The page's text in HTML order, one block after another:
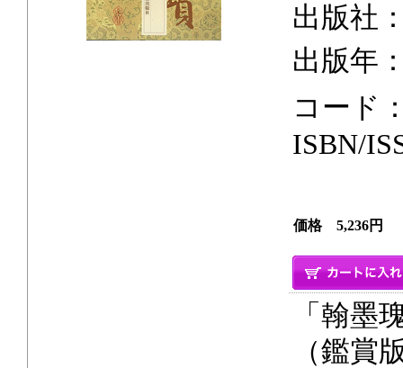
出版社
出版年
コー
ISBN/
価格 5,236円
「翰墨
（鑑賞